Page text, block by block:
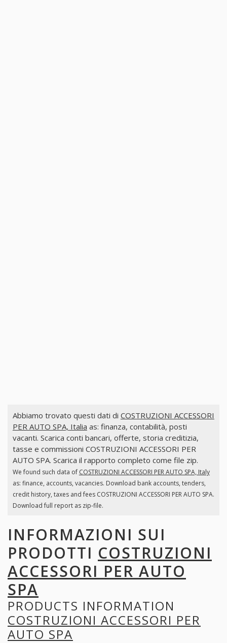
Abbiamo trovato questi dati di COSTRUZIONI ACCESSORI
PER AUTO SPA, Italia as: finanza, contabilità, posti
vacanti. Scarica conti bancari, offerte, storia creditizia,
tasse e commissioni COSTRUZIONI ACCESSORI PER
AUTO SPA. Scarica il rapporto completo come file zip.
We found such data of COSTRUZIONI ACCESSORI PER AUTO SPA, Italy
as: finance, accounts, vacancies. Download bank accounts, tenders,
credit history, taxes and fees COSTRUZIONI ACCESSORI PER AUTO SPA.
Download full report as zip-file.
INFORMAZIONI SUI
PRODOTTI COSTRUZIONI
ACCESSORI PER AUTO
SPA
PRODUCTS INFORMATION
COSTRUZIONI ACCESSORI PER
AUTO SPA